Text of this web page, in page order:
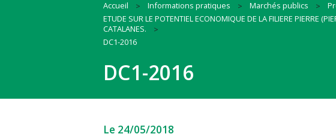
Paysages
Faune et Flore
Itinéraires et sites
Pratiques sportives
Nos actions et conseils en espaces
Habitat
Mobilité
Animation
Ressources
Cadre de vie
Biodiversité
#QueLaMontagneEstBelle !
#QuandOnArriveEnParc
Accueil Informations pratiques Marchés publics
ETUDE SUR LE POTENTIEL ECONOMIQUE DE LA FILIERE PIERRE
CATALANES.
DC1-2016
DC1-2016
Le 24/05/2018